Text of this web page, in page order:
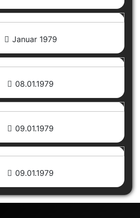
Januar 1979
08.01.1979
09.01.1979
09.01.1979